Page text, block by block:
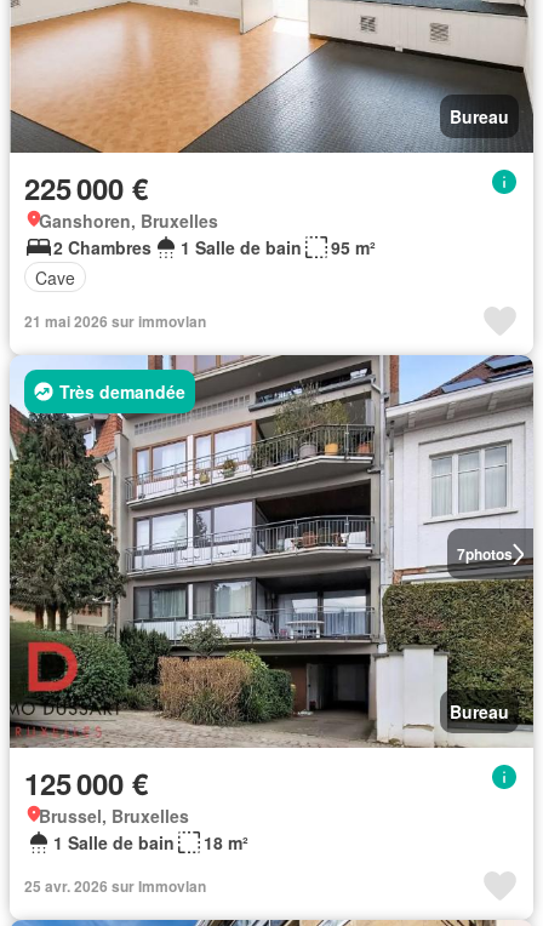
Bureau
225 000 €
Ganshoren, Bruxelles
2 Chambres
1 Salle de bain
95 m²
Cave
21 mai 2026 sur immovlan
7photos
Très demandée
Bureau
125 000 €
Brussel, Bruxelles
1 Salle de bain
18 m²
25 avr. 2026 sur Immovlan